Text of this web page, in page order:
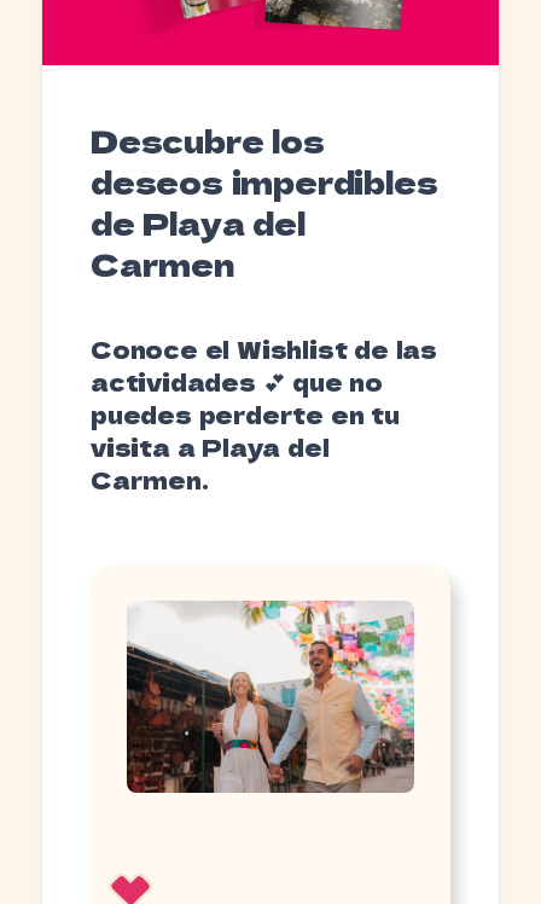
Descubre los
deseos imperdibles
de Playa del
Carmen
Conoce el Wishlist de las
actividades 💕 que no
puedes perderte en tu
visita a Playa del
Carmen.